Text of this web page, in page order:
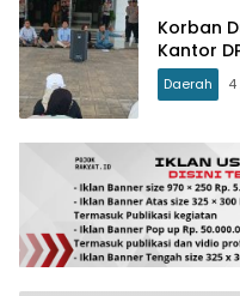
Korban
Kantor
Daerah